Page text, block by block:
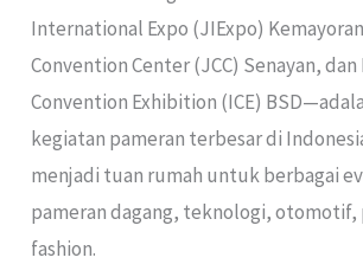
International Expo (JIExpo)
Convention Center (JCC) Senayan,
Convention Exhibition (ICE)
kegiatan pameran terbesar di
menjadi tuan rumah untuk berbagai
pameran dagang, teknologi,
fashion.